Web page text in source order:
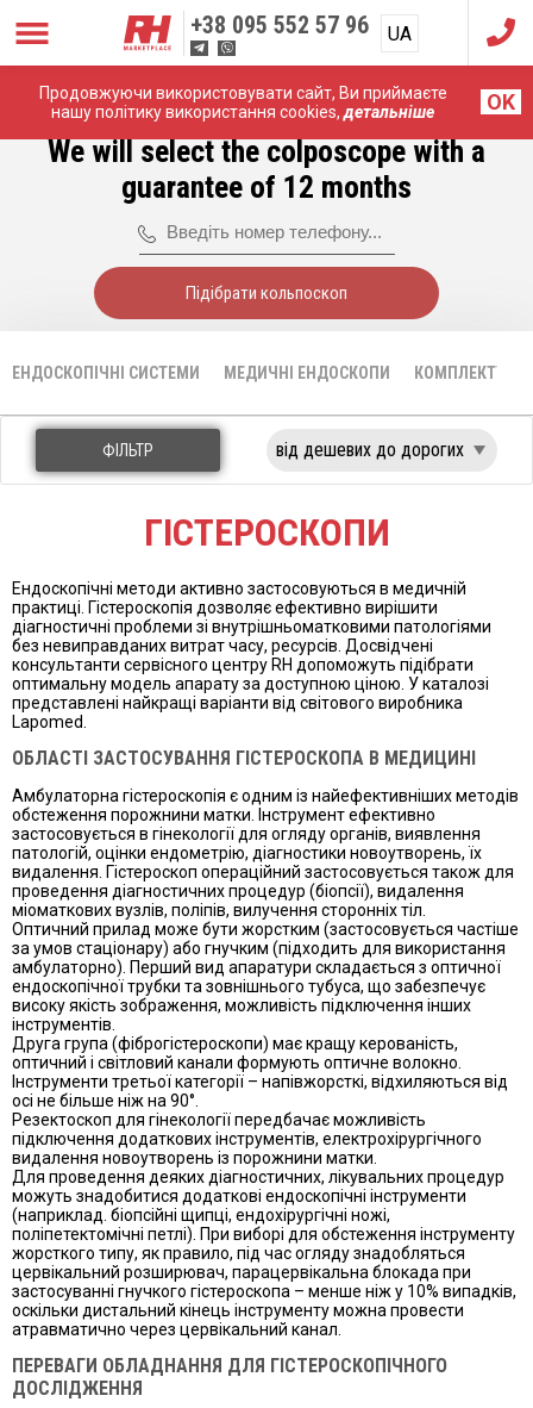
Продовжуючи використовувати сайт, Ви приймаєте
нашу політику використання cookies,детальніше OK
+38 095 552 57 96 UA
RU
Головна Медичні ендоскопи Гістероскопи
We will select the colposcope with a
guarantee of 12 months
Підібрати кольпоскоп
ЕНДОСКОПІЧНІ СИСТЕМИ МЕДИЧНІ ЕНДОСКОПИ
ФІЛЬТР
ГІСТЕРОСКОПИ
Ендоскопічні методи активно застосовуються в медичній
практиці. Гістероскопія дозволяє ефективно вирішити
діагностичні проблеми зі внутрішньоматковими патологіями
без невиправданих витрат часу, ресурсів. Досвідчені
консультанти сервісного центру RH допоможуть підібрати
оптимальну модель апарату за доступною ціною. У каталозі
представлені найкращі варіанти від світового виробника
Lapomed.
ОБЛАСТІ ЗАСТОСУВАННЯ ГІСТЕРОСКОПА В МЕДИЦИНІ
Амбулаторна гістероскопія є одним із найефективніших методів
обстеження порожнини матки. Інструмент ефективно
застосовується в гінекології для огляду органів, виявлення
патологій, оцінки ендометрію, діагностики новоутворень, їх
видалення. Гістероскоп операційний застосовується також для
проведення діагностичних процедур (біопсії), видалення
міоматкових вузлів, поліпів, вилучення сторонніх тіл.
Оптичний прилад може бути жорстким (застосовується частіше
за умов стаціонару) або гнучким (підходить для використання
амбулаторно). Перший вид апаратури складається з оптичної
ендоскопічної трубки та зовнішнього тубуса, що забезпечує
високу якість зображення, можливість підключення інших
інструментів.
Друга група (фіброгістероскопи) має кращу керованість,
оптичний і світловий канали формують оптичне волокно.
Інструменти третьої категорії – напівжорсткі, відхиляються від
осі не більше ніж на 90°.
Резектоскоп для гінекології передбачає можливість
підключення додаткових інструментів, електрохірургічного
видалення новоутворень із порожнини матки.
Для проведення деяких діагностичних, лікувальних процедур
можуть знадобитися додаткові ендоскопічні інструменти
(наприклад. біопсійні щипці, ендохірургічні ножі,
поліпетектомічні петлі). При виборі для обстеження інструменту
жорсткого типу, як правило, під час огляду знадобляться
цервікальний розширювач, парацервікальна блокада при
застосуванні гнучкого гістероскопа – менше ніж у 10% випадків,
оскільки дистальний кінець інструменту можна провести
атравматично через цервікальний канал.
ПЕРЕВАГИ ОБЛАДНАННЯ ДЛЯ ГІСТЕРОСКОПІЧНОГО
ДОСЛІДЖЕННЯ